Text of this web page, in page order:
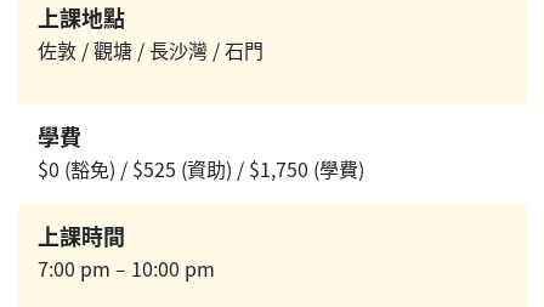
上課地點
佐敦 / 觀塘 / 長沙灣 / 石門
學費
$0 (豁免) / $525 (資助) / $1,750 (學費)
上課時間
7:00 pm – 10:00 pm